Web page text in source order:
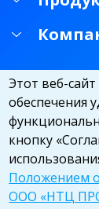
Этот веб-
обеспечения
кнопку
Положением
ООО «НТЦ